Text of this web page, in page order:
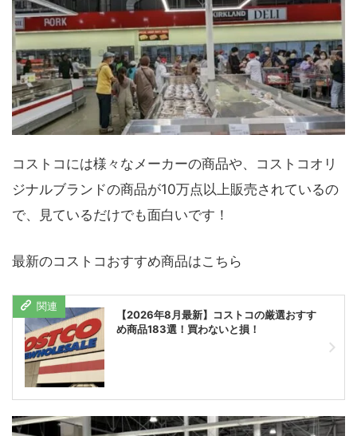
コストコには様々なメーカーの商品や、コストコオリ
ジナルブランドの商品が10万点以上販売されているの
で、見ているだけでも面白いです！
最新のコストコおすすめ商品はこちら
【2026年8月最新】コストコの厳選おすす
め商品183選！買わないと損！